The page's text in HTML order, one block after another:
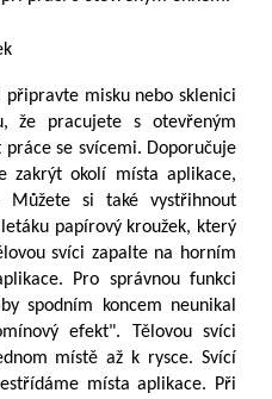
připravte misku nebo sklenici
že pracujete s otevřeným
se svícemi. Doporučuje
zakrýt okolí místa aplikace,
Můžete si také vystřihnout
papírový kroužek, který
svíci zapalte na horním
Pro správnou funkci
spodním koncem neunikal
efekt". Tělovou svíci
místě až k rysce. Svící
místa aplikace. Při